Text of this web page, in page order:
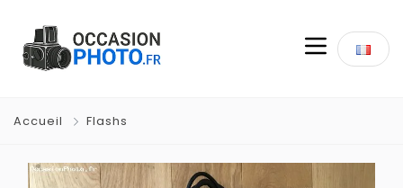
Accueil Flashs